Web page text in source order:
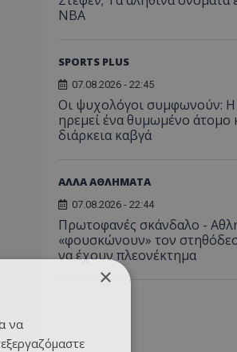
NBA
SPORTS PLUS
07.08.2026 - 22:45
Οι ψυχολόγοι συμφωνούν:
ηρεμεί ένα θυμωμένο άτομο
διάρκεια καβγά
ΑΛΛΑ ΑΘΛΗΜΑΤΑ
07.08.2026 - 22:44
Πρωτοφανές σκάνδαλο -
«φουσκώνουν» τον
να έχουν πλεονέκτημα
×
να